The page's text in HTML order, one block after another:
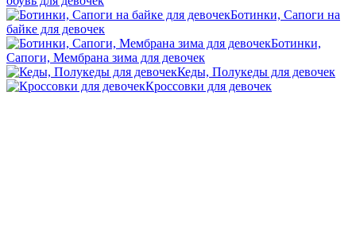
Ботинки, Сапоги на
байке для девочек
Ботинки,
Сапоги, Мембрана зима для девочек
Кеды, Полукеды для девочек
Кроссовки для девочек